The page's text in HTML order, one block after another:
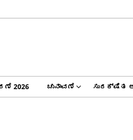
2026 ಚುನಾವಣೆ ಸುರಕ್ಷಿತ